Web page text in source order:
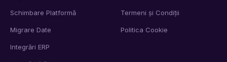
Schimbare Platformă
Migrare Date
Integrări ERP
Termeni și Condiții
Politica Cookie